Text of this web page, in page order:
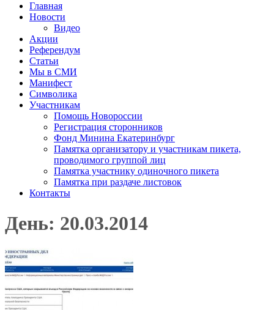
Главная
Новости
Видео
Акции
Референдум
Статьи
Мы в СМИ
Манифест
Символика
Участникам
Помощь Новороссии
Регистрация сторонников
Фонд Минина Екатеринбург
Памятка организатору и участникам пикета,
проводимого группой лиц
Памятка участнику одиночного пикета
Памятка при раздаче листовок
Контакты
День: 20.03.2014